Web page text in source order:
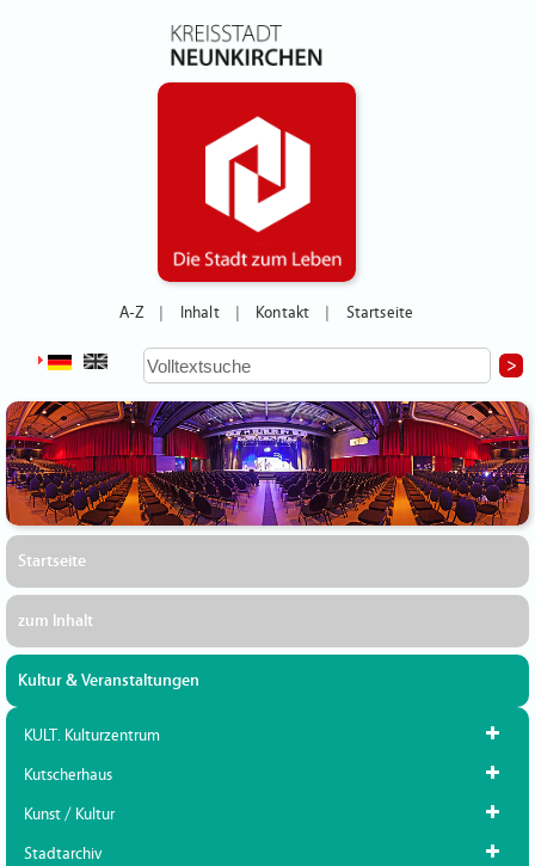
A-Z Inhalt Kontakt Startseite
Startseite
zum Inhalt
Kultur & Veranstaltungen
KULT. Kulturzentrum
Kutscherhaus
Kunst / Kultur
Stadtarchiv